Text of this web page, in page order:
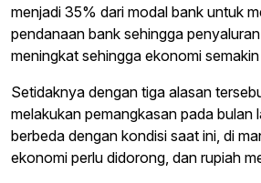
menjadi 35% dari modal bank untuk
pendanaan bank sehingga
meningkat sehingga ekonomi
Setidaknya dengan tiga alasan
melakukan pemangkasan pada
berbeda dengan kondisi saat ini, di
ekonomi perlu didorong, dan rupiah